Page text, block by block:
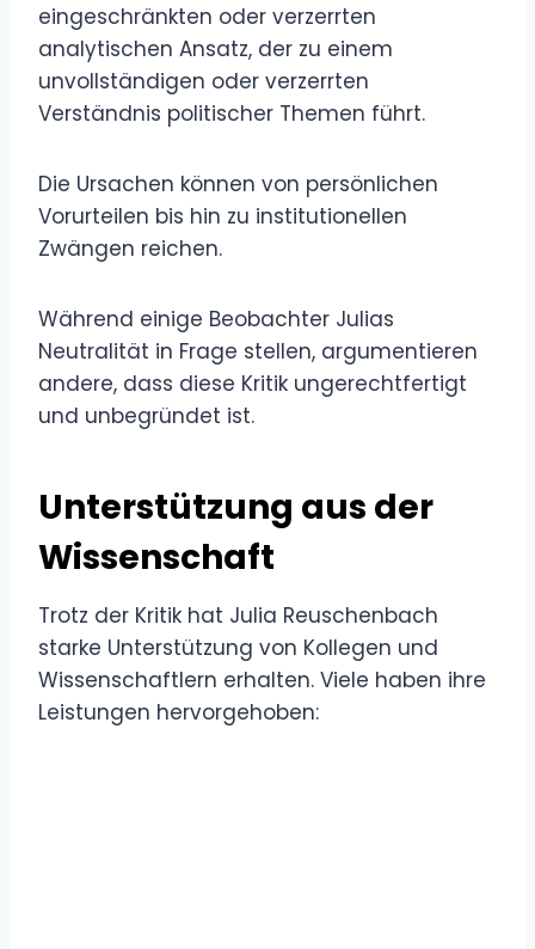
eingeschränkten oder verzerrten
analytischen Ansatz, der zu einem
unvollständigen oder verzerrten
Verständnis politischer Themen führt.
Die Ursachen können von persönlichen
Vorurteilen bis hin zu institutionellen
Zwängen reichen.
Während einige Beobachter Julias
Neutralität in Frage stellen, argumentieren
andere, dass diese Kritik ungerechtfertigt
und unbegründet ist.
Unterstützung aus der
Wissenschaft
Trotz der Kritik hat Julia Reuschenbach
starke Unterstützung von Kollegen und
Wissenschaftlern erhalten. Viele haben ihre
Leistungen hervorgehoben: